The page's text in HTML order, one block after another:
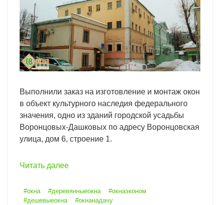
Выполнили заказ на изготовление и монтаж окон
в объект культурного наследия федерального
значения, одно из зданий городской усадьбы
Воронцовых-Дашковых по адресу Воронцовская
улица, дом 6, строение 1.
Читать далее
#окна #деревянныеокна
#окнаэконом
#дешевыеокна
#окнанадачу